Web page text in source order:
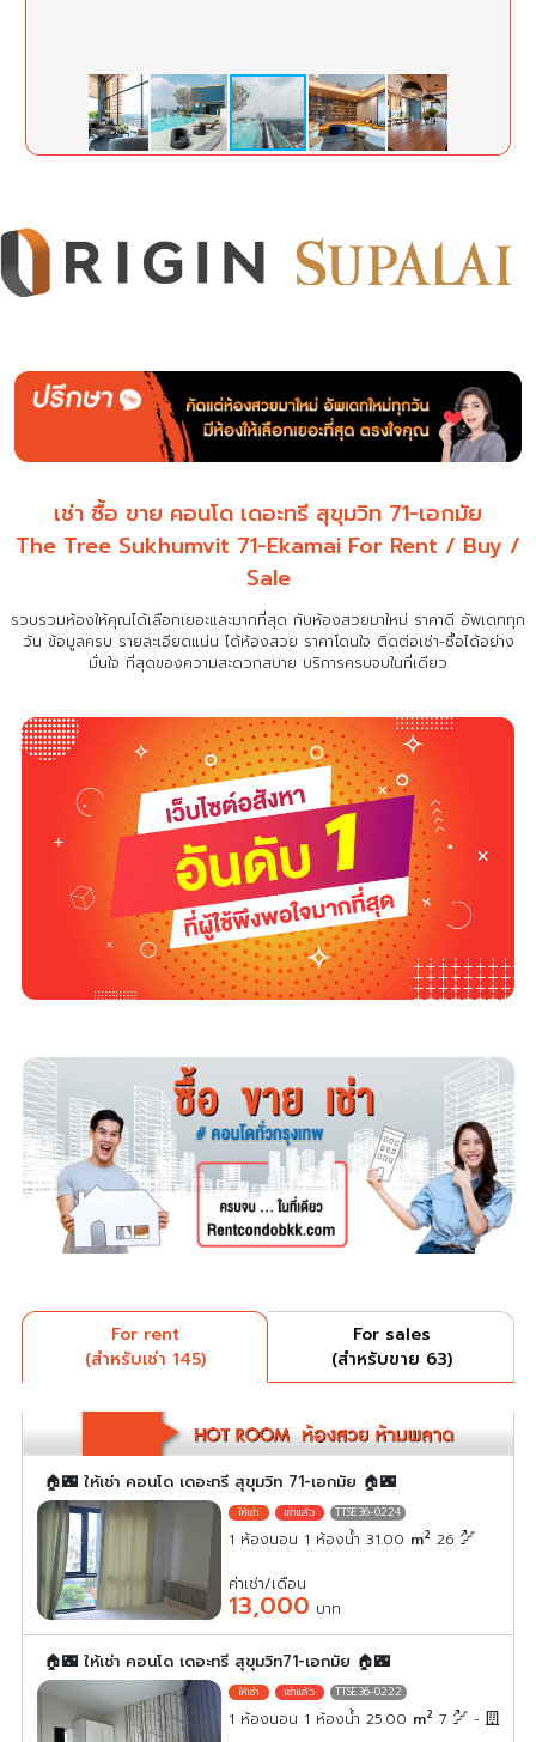
เช่า ซื้อ ขาย คอนโด เดอะทรี สุขุมวิท 71-เอกมัย
The Tree Sukhumvit 71-Ekamai For Rent / Buy /
Sale
รวบรวมห้องให้คุณได้เลือกเยอะและมากที่สุด กับห้องสวยมาใหม่ ราคาดี อัพเดททุก
วัน ข้อมูลครบ รายละเอียดแน่นได้ห้องสวย ราคาโดนใจ ติดต่อเช่า-ซื้อได้อย่าง
มั่นใจ ที่สุดของความสะดวกสบาย บริการครบจบในที่เดียว
For rent
(สำหรับเช่า 145)
For sales
(สำหรับขาย 63)
🏠🌃 ให้เช่า คอนโด เดอะทรี สุขุมวิท 71-เอกมัย 🏠🌃
TTSE36-0224
1 ห้องนอน 1 ห้องน้ำ 31.00 m2 26
ค่าเช่า/เดือน
13,000 บาท
🏠🌃 ให้เช่า คอนโด เดอะทรี สุขุมวิท71-เอกมัย 🏠🌃
TTSE36-0222
1 ห้องนอน 1 ห้องน้ำ 25.00 m2 7 -